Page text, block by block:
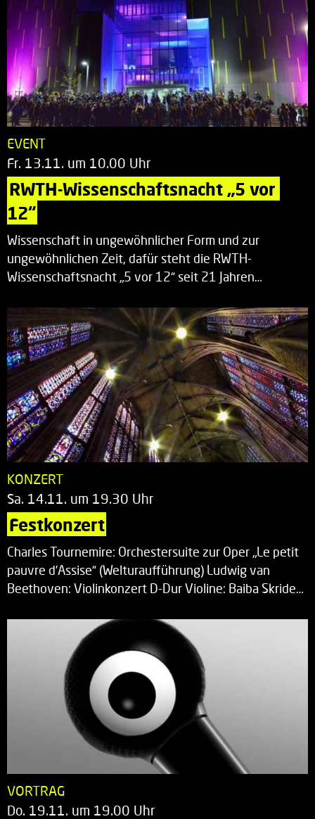
EVENT
Fr. 13.11. um 10.00 Uhr
RWTH-Wissenschaftsnacht „5 vor
12“
Wissenschaft in ungewöhnlicher Form und zur
ungewöhnlichen Zeit, dafür steht die RWTH-
Wissenschaftsnacht „5 vor 12“ seit 21 Jahren…
KONZERT
Sa. 14.11. um 19.30 Uhr
Festkonzert
Charles Tournemire: Orchestersuite zur Oper „Le petit
pauvre d’Assise“ (Welturaufführung) Ludwig van
Beethoven: Violinkonzert D-Dur Violine: Baiba Skride…
VORTRAG
Do. 19.11. um 19.00 Uhr